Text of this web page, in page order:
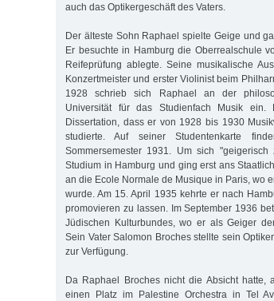
auch das Optikergeschäft des Vaters.
Der älteste Sohn Raphael spielte Geige und
Er besuchte in Hamburg die Oberrealschule
Reifeprüfung ablegte. Seine musikalische
Konzertmeister und erster Violinist beim
1928 schrieb sich Raphael an der
Universität für das Studienfach Musik
Dissertation, dass er von 1928 bis 1930
studierte. Auf seiner Studentenkarte
Sommersemester 1931. Um sich
Studium in Hamburg und ging erst ans
an die Ecole Normale de Musique in Paris, wo
wurde. Am 15. April 1935 kehrte er nach
promovieren zu lassen. Im September 1936
Jüdischen Kulturbundes, wo er als Geiger
Sein Vater Salomon Broches stellte sein
zur Verfügung.
Da Raphael Broches nicht die Absicht hatte,
einen Platz im Palestine Orchestra in Tel